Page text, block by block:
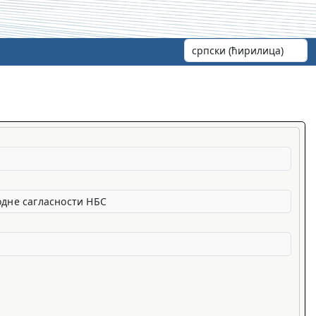
сагласности НБС